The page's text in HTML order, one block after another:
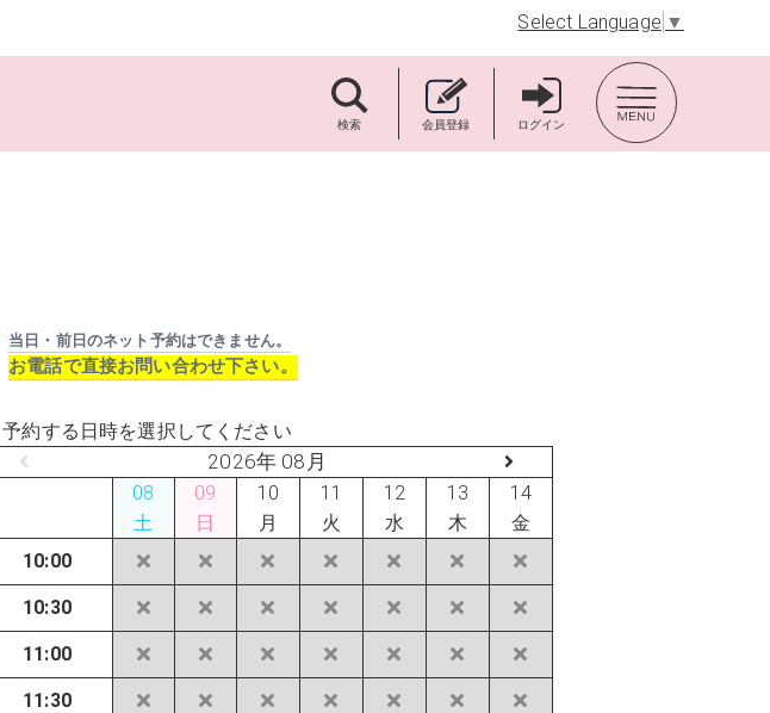
Select Language ▼
検索 会員登録 ログイン
当日・前日のネット予約はできません。
お電話で直接お問い合わせ下さい。
予約する日時を選択してください
2026年 08月
08
土
09
日
10
月
11
火
12
水
13
木
14
金
10:00
10:30
11:00
11:30